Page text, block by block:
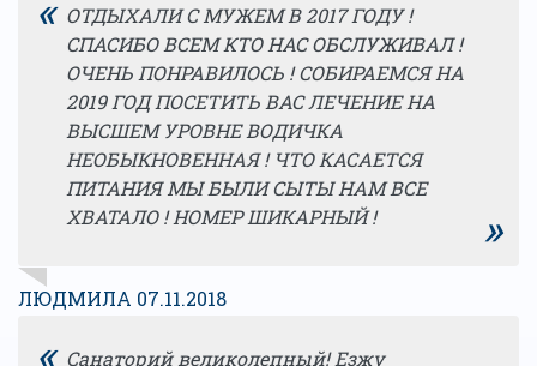
ОТДЫХАЛИ С МУЖЕМ В 2017 ГОДУ !
СПАСИБО ВСЕМ КТО НАС ОБСЛУЖИВАЛ !
ОЧЕНЬ ПОНРАВИЛОСЬ ! СОБИРАЕМСЯ НА
2019 ГОД ПОСЕТИТЬ ВАС ЛЕЧЕНИЕ НА
ВЫСШЕМ УРОВНЕ ВОДИЧКА
НЕОБЫКНОВЕННАЯ ! ЧТО КАСАЕТСЯ
ПИТАНИЯ МЫ БЫЛИ СЫТЫ НАМ ВСЕ
ХВАТАЛО ! НОМЕР ШИКАРНЫЙ !
»
ЛЮДМИЛА 07.11.2018
« Санаторий великолепный! Езжу